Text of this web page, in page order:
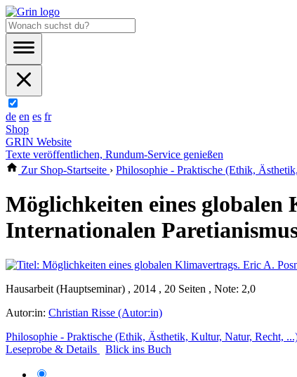
de en es fr
Shop
GRIN Website
Texte veröffentlichen, Rundum-Service genießen
Zur Shop-Startseite › Philosophie - Praktische (Ethik,
Möglichkeiten eines globalen
Internationalen
Hausarbeit (Hauptseminar) , 2014 , 20 Seiten , Note: 2,0
Autor:in: Christian Risse (Autor:in)
Philosophie - Praktische (Ethik, Ästhetik, Kultur, Natur, Recht,
Leseprobe & Details
Blick ins Buch